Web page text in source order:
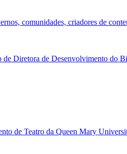
comunidades, criadores de
de Diretora de Desenvolvimento
de Teatro da Queen Mary